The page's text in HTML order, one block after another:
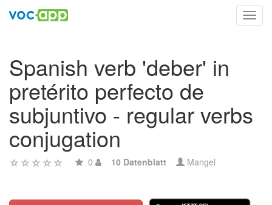
Spanish verb 'deber' in
pretérito perfecto de
subjuntivo - regular verbs
conjugation
0 10 Datenblatt Mangel